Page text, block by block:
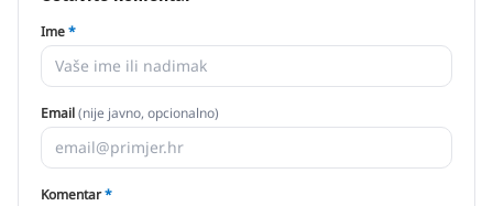
Ime*
Email(nije javno, opcionalno)
Komentar*